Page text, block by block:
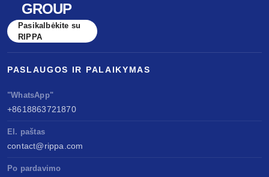
GROUP
Pasikalbėkite su
RIPPA
PASLAUGOS IR PALAIKYMAS
"WhatsApp"
+8618863721870
El. paštas
contact@rippa.com
Po pardavimo